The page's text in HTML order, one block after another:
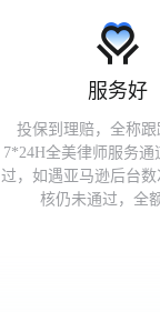
服务好
投保到理赔，全称
7*24H全美律师服务通
过，如遇亚马逊后台
核仍未通过，全